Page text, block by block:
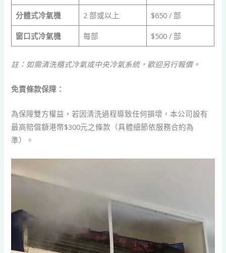
分體式冷氣機 2 部或以上 $650 / 部
窗口式冷氣機 每部 $500 / 部
註：如需清洗櫃式冷氣或中央冷氣系統，歡迎另行報價。
免責條款保障：
為保障雙方權益，若因清洗過程導致任何損壞，本公司設有
最高賠償額港幣$300元之條款（具體細節依服務合約為
準）。